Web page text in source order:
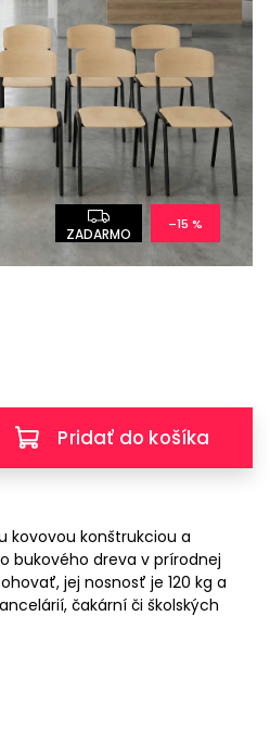
ZADARMO
–15 %
Pridať do košíka
kovovou konštrukciou a
bukového dreva v prírodnej
jej nosnosť je 120 kg a
čakární či školských